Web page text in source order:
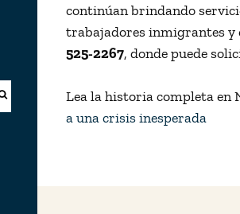
continúan brindando
trabajadores inmigrantes y
525-2267, donde puede
Lea la historia completa en
a una crisis inesperada